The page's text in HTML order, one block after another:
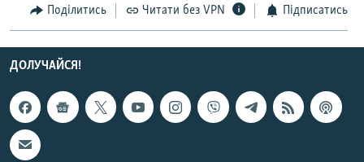
Поділитись Читати без VPN Підписатись
ДОЛУЧАЙСЯ!